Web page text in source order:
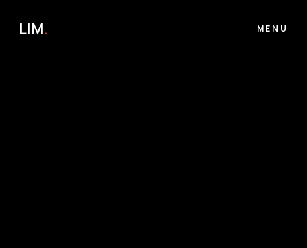
LIM. MENU